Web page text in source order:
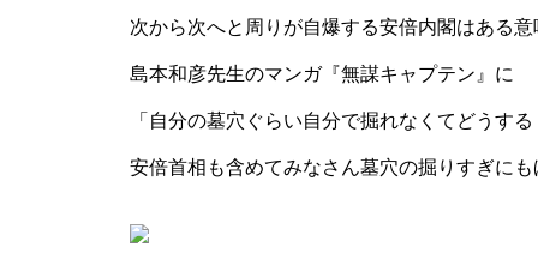
次から次へと周りが自爆する安倍内閣はある意
島本和彦先生のマンガ『無謀キャプテン』に
「自分の墓穴ぐらい自分で掘れなくてどうす
安倍首相も含めてみなさん墓穴の掘りすぎに